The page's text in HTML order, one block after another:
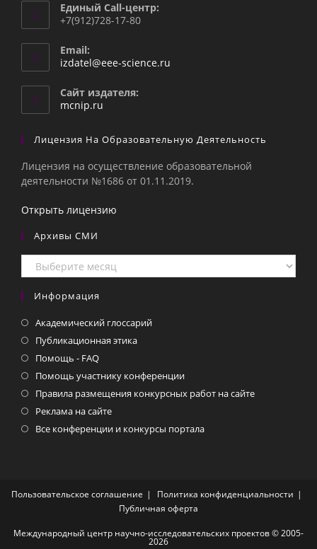
Единый Call-центр:
+7(912)728-17-80
Email:
izdatel@eee-science.ru
Сайт издателя:
mcnip.ru
Лицензия На Образовательную Деятельность
Лицензия на осуществление образовательной
деятельности №1686 от 01.11.2019.
Открыть лицензию
Архивы СМИ
Архивы
СМИ
Информация
Академический глоссарий
Публикационная этика
Помощь - FAQ
Помощь участнику конференции
Правила размещения конкурсных работ на сайте
Реклама на сайте
Все конференции и конкурсы портала
Пользовательское соглашение
Политика конфиденциальности
Публичная оферта
Международный центр научно-исследовательских проектов © 2005-
2026